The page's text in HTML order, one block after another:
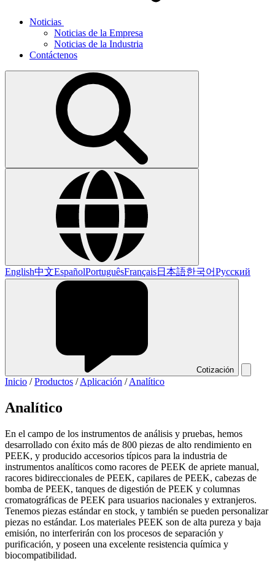
Noticias
Noticias de la Empresa
Noticias de la Industria
Contáctenos
English中文EspañolPortuguêsFrançais日本語한국어Русский
Cotización
Inicio /Productos /Aplicación /Analítico
Analítico
En el campo de los instrumentos de análisis y pruebas, hemos
desarrollado con éxito más de 800 piezas de alto rendimiento en
PEEK, y producido accesorios típicos para la industria de
instrumentos analíticos como racores de PEEK de apriete manual,
racores bidireccionales de PEEK, capilares de PEEK, cabezas de
bomba de PEEK, tanques de digestión de PEEK y columnas
cromatográficas de PEEK para usuarios nacionales y extranjeros.
Tenemos piezas estándar en stock, y también se pueden personalizar
piezas no estándar. Los materiales PEEK son de alta pureza y baja
emisión, no interferirán con los procesos de separación y
purificación, y poseen una excelente resistencia química y
biocompatibilidad.